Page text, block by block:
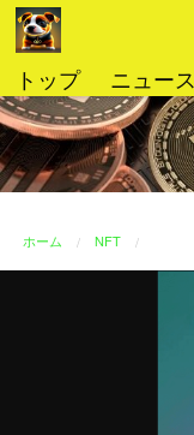
コ
ン
ン
ツ
へ
ス
プ
トップ ニュース
ホーム NFT